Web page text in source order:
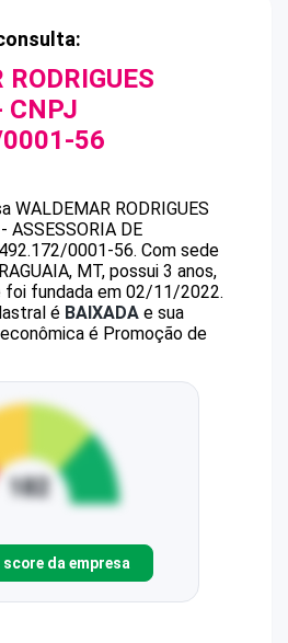
CNPJ
56
WALDEMAR RODRIGUES
ASSESSORIA DE
0001-56. Com sede
MT, possui 3 anos,
foi fundada em 02/11/2022.
é BAIXADA e sua
é Promoção de
da empresa